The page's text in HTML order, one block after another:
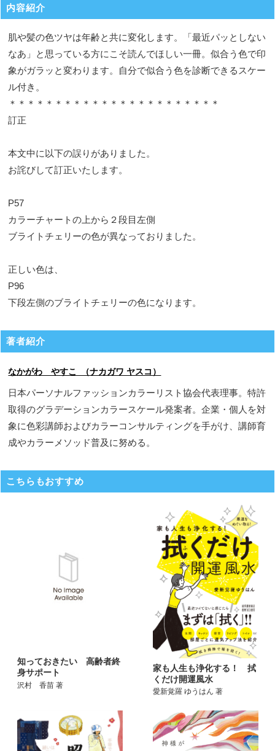
内容紹介
肌や髪の色ツヤは年齢と共に変化します。「最近パッとしない
なあ」と思っている方にこそ読んでほしい一冊。似合う色で印
象がガラッと変わります。自分で似合う色を診断できるスケー
ル付き。
＊＊＊＊＊＊＊＊＊＊＊＊＊＊＊＊＊＊＊＊＊＊＊
訂正
本文中に以下の誤りがありました。
お詫びして訂正いたします。
P57
カラーチャートの上から２段目左側
ブライトチェリーの色が異なっておりました。
正しい色は、
P96
下段左側のブライトチェリーの色になります。
著者紹介
なかがわ やすこ （ナカガワ ヤスコ）
日本パーソナルファッションカラーリスト協会代表理事。特許
取得のグラデーションカラースケール発案者。企業・個人を対
象に色彩講師およびカラーコンサルティングを手がけ、講師育
成やカラーメソッド普及に努める。
こちらもおすすめ
知っておきたい 高齢者終
身サポート
沢村 香苗 著
家も人生も浄化する！ 拭
くだけ開運風水
愛新覚羅 ゆうはん 著